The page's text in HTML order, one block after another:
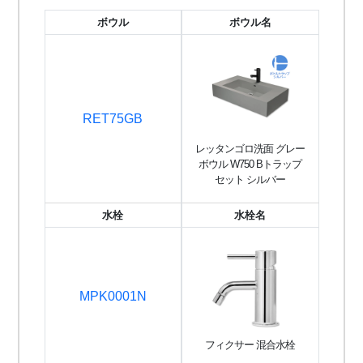
ボウル
RET75GB
ボウル名
レッタンゴロ洗面 グレー
ボウル W750 Bトラップ
セット シルバー
水栓
MPK0001N
水栓名
フィクサー 混合水栓